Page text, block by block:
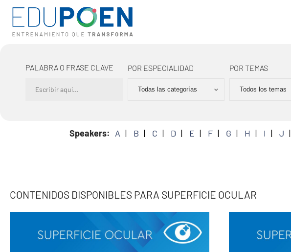
PALABRA O FRASE CLAVE POR ESPECIALIDAD POR TEMAS
Speakers: A B C D E F G H I J
CONTENIDOS DISPONIBLES PARA SUPERFICIE OCULAR